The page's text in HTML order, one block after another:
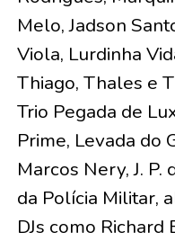
Melo, Jadson
Viola, Lurdinha
Thiago, Thales e
Trio Pegada de
Prime, Levada do
Marcos Nery, J.
da Polícia Militar,
DJs como Richard